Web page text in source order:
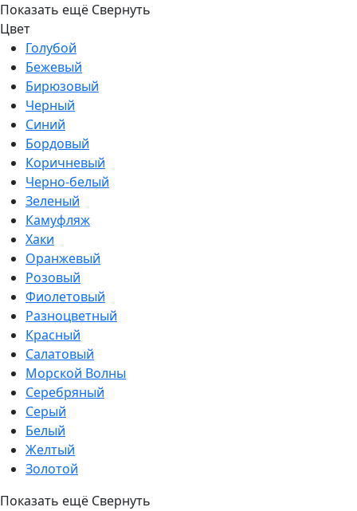
Показать ещё Свернуть
Цвет
Голубой
Бежевый
Бирюзовый
Черный
Синий
Бордовый
Коричневый
Черно-белый
Зеленый
Камуфляж
Хаки
Оранжевый
Розовый
Фиолетовый
Разноцветный
Красный
Салатовый
Морской Волны
Серебряный
Серый
Белый
Желтый
Золотой
Показать ещё Свернуть